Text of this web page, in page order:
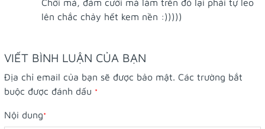
Chời má, đám cười mà làm trên đó lại phải tự leo
lên chắc chảy hết kem nền :)))))
VIẾT BÌNH LUẬN CỦA BẠN
Địa chỉ email của bạn sẽ được bảo mật. Các trường bắt
buộc được đánh dấu *
Nội dung*